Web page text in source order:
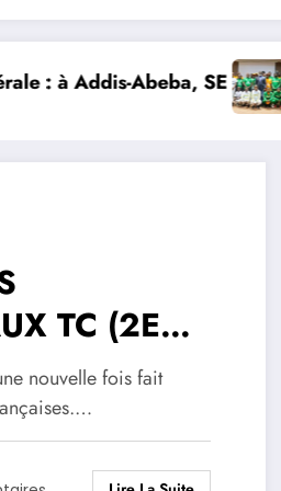
Abeba, SE Mme 𝐉𝐎𝐉
TC (2E
– 200 M
SURVOLE
AUDE
nouvelle fois fait